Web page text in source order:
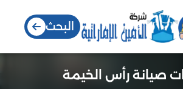
البحث
صيانة رأس الخيمة